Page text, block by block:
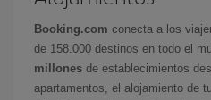
Booking.com conecta a los
de 158.000 destinos en todo el
millones de establecimientos
apartamentos, el alojamiento de